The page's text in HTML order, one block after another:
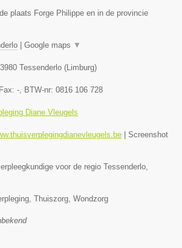
plaats Forge Philippe en in de provincie
Google maps ▼
3980 Tessenderlo ( Limburg)
Fax: - , BTW-nr: 0816 106 728
Diane Vleugels
Screenshot
voor de regio Tessenderlo,
Thuiszorg, Wondzorg